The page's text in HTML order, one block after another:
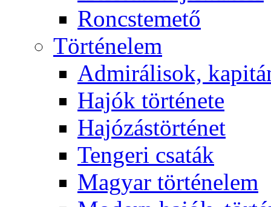
Roncstemető
Történelem
Admirálisok,
Hajók története
Hajózástörténet
Tengeri csaták
Magyar történelem